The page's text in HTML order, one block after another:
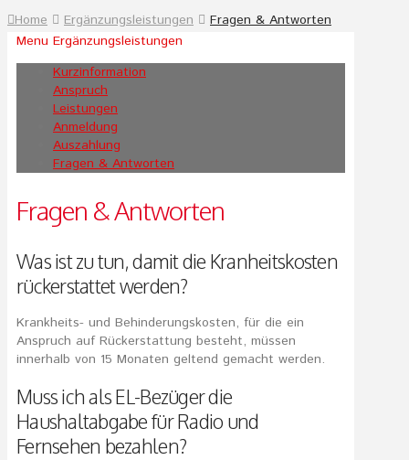
Home Ergänzungsleistungen
Fragen & Antworten
Menu Ergänzungsleistungen
Kurzinformation
Anspruch
Leistungen
Anmeldung
Auszahlung
Fragen & Antworten
Fragen & Antworten
Was ist zu tun, damit die Kranheitskosten
rückerstattet werden?
Krankheits- und Behinderungskosten, für die ein
Anspruch auf Rückerstattung besteht, müssen
innerhalb von 15 Monaten geltend gemacht werden.
Muss ich als EL-Bezüger die
Haushaltabgabe für Radio und
Fernsehen bezahlen?